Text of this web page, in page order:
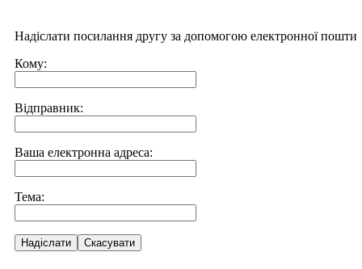
Надіслати посилання другу за допомогою електронної пошти
Кому:
Відправник:
Ваша електронна адреса:
Тема:
Надіслати Скасувати